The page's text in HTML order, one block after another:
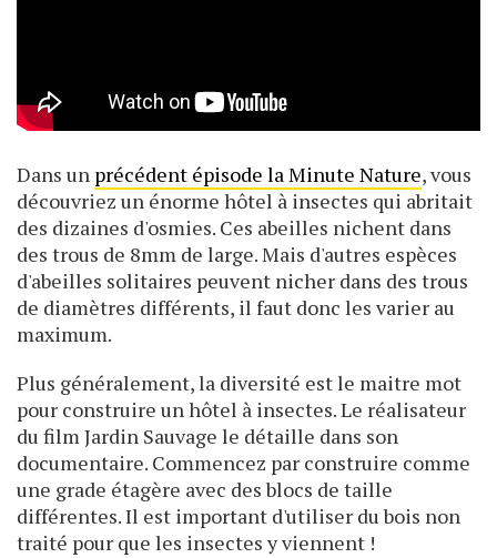
Dans un précédent épisode la Minute Nature, vous
découvriez un énorme hôtel à insectes qui abritait
des dizaines d'osmies. Ces abeilles nichent dans
des trous de 8mm de large. Mais d'autres espèces
d'abeilles solitaires peuvent nicher dans des trous
de diamètres différents, il faut donc les varier au
maximum.
Plus généralement, la diversité est le maitre mot
pour construire un hôtel à insectes. Le réalisateur
du film Jardin Sauvage le détaille dans son
documentaire. Commencez par construire comme
une grade étagère avec des blocs de taille
différentes. Il est important d'utiliser du bois non
traité pour que les insectes y viennent !